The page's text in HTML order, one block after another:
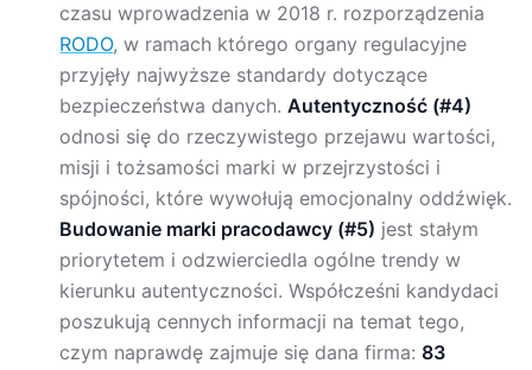
czasu wprowadzenia w 2018 r. rozporządzenia
RODO, w ramach którego organy regulacyjne
przyjęły najwyższe standardy dotyczące
bezpieczeństwa danych.Autentyczność (#4)
odnosi się do rzeczywistego przejawu wartości,
misji i tożsamości marki w przejrzystości i
spójności, które wywołują emocjonalny oddźwięk.
Budowanie marki pracodawcy (#5) jest stałym
priorytetem i odzwierciedla ogólne trendy w
kierunku autentyczności. Współcześni kandydaci
poszukują cennych informacji na temat tego,
czym naprawdę zajmuje się dana firma:83